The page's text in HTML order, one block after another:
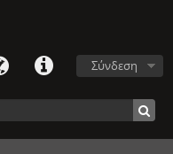
Σύνδεση